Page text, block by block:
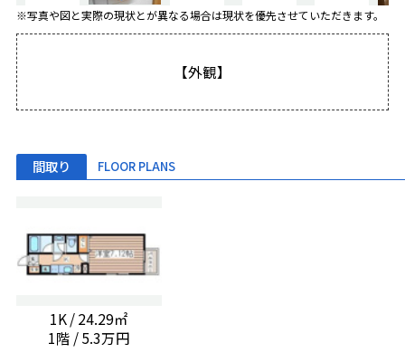
※写真や図と実際の現状とが異なる場合は現状を優先させていただきます。
【外観】
間取り FLOOR PLANS
1K / 24.29㎡
1階 / 5.3万円